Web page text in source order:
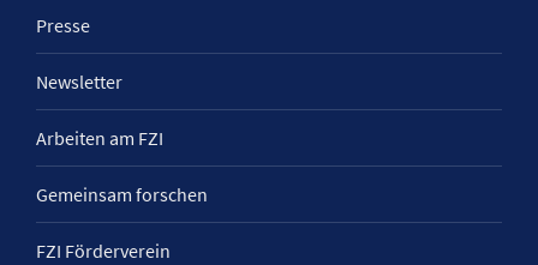
Presse
Newsletter
Arbeiten am FZI
Gemeinsam forschen
FZI Förderverein